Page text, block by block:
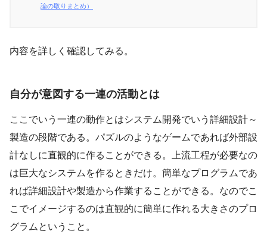
論の取りまとめ）
内容を詳しく確認してみる。
自分が意図する一連の活動とは
ここでいう一連の動作とはシステム開発でいう詳細設計～
製造の段階である。パズルのようなゲームであれば外部設
計なしに直観的に作ることができる。上流工程が必要なの
は巨大なシステムを作るときだけ。簡単なプログラムであ
れば詳細設計や製造から作業することができる。なのでこ
こでイメージするのは直観的に簡単に作れる大きさのプロ
グラムということ。